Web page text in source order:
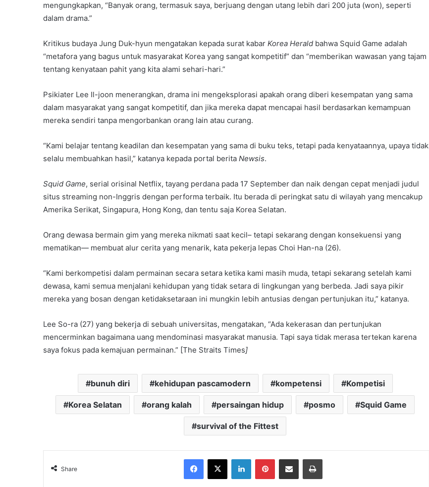
mengungkapkan, “Banyak orang, termasuk saya, berjuang dengan utang lebih dari 200 juta (won), seperti
dalam drama.”
Kritikus budaya Jung Duk-hyun mengatakan kepada surat kabar Korea Herald bahwa Squid Game adalah
“metafora yang bagus untuk masyarakat Korea yang sangat kompetitif” dan “memberikan wawasan yang tajam
tentang kenyataan pahit yang kita alami sehari-hari.”
Psikiater Lee Il-joon menerangkan, drama ini mengeksplorasi apakah orang diberi kesempatan yang sama
dalam masyarakat yang sangat kompetitif, dan jika mereka dapat mencapai hasil berdasarkan kemampuan
mereka sendiri tanpa mengorbankan orang lain atau curang.
“Kami belajar tentang keadilan dan kesempatan yang sama di buku teks, tetapi pada kenyataannya, upaya tidak
selalu membuahkan hasil,” katanya kepada portal berita Newsis.
Squid Game, serial orisinal Netflix, tayang perdana pada 17 September dan naik dengan cepat menjadi judul
situs streaming non-Inggris dengan performa terbaik. Itu berada di peringkat satu di wilayah yang mencakup
Amerika Serikat, Singapura, Hong Kong, dan tentu saja Korea Selatan.
Orang dewasa bermain gim yang mereka nikmati saat kecil– tetapi sekarang dengan konsekuensi yang
mematikan— membuat alur cerita yang menarik, kata pekerja lepas Choi Han-na (26).
“Kami berkompetisi dalam permainan secara setara ketika kami masih muda, tetapi sekarang setelah kami
dewasa, kami semua menjalani kehidupan yang tidak setara di lingkungan yang berbeda. Jadi saya pikir
mereka yang bosan dengan ketidaksetaraan ini mungkin lebih antusias dengan pertunjukan itu,” katanya.
Lee So-ra (27) yang bekerja di sebuah universitas, mengatakan, “Ada kekerasan dan pertunjukan
mencerminkan bagaimana uang mendominasi masyarakat manusia. Tapi saya tidak merasa tertekan karena
saya fokus pada kemajuan permainan.” [The Straits Times]
bunuh diri kehidupan pascamodern kompetensi Kompetisi
Korea Selatan orang kalah persaingan hidup posmo Squid Game
survival of the Fittest
Share
Facebook
X LinkedInPinterestShare via Email Print